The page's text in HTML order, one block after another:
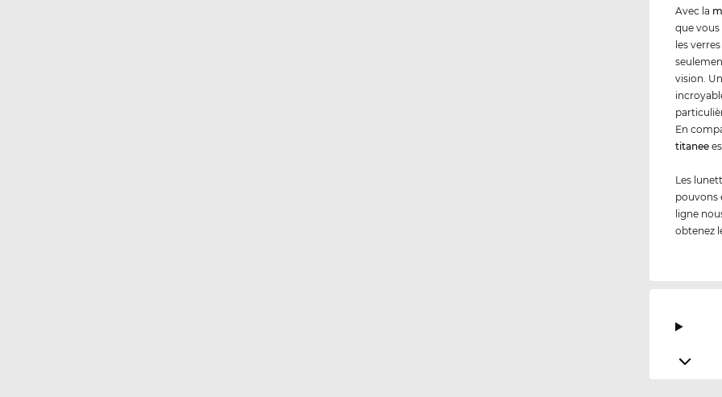
Avec la
que
les
vision.
En
titanee
Les
pouvons
ligne
obtenez